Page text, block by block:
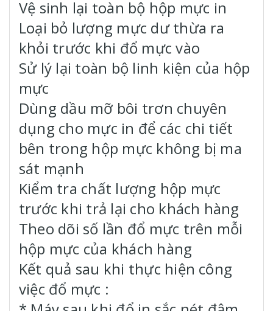
Vệ sinh lại toàn bộ hộp mực in
Loại bỏ lượng mực dư thừa ra
khỏi trước khi đổ mực vào
Sử lý lại toàn bộ linh kiện của hộp
mực
Dùng dầu mỡ bôi trơn chuyên
dụng cho mực in để các chi tiết
bên trong hộp mực không bị ma
sát mạnh
Kiểm tra chất lượng hộp mực
trước khi trả lại cho khách hàng
Theo dõi số lần đổ mực trên mỗi
hộp mực của khách hàng
Kết quả sau khi thực hiện công
việc đổ mực :